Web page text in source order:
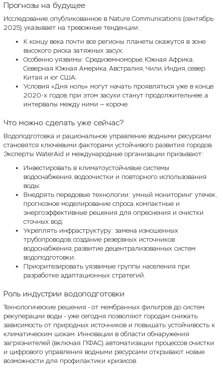
Прогнозы на будущее
Исследование, опубликованное в Nature Communications (сентябрь
2025), указывает на тревожные тенденции:
К концу века почти все регионы планеты окажутся в зоне
высокого риска затяжных засух;
Особенно уязвимы: Средиземноморье, Южная Африка,
Северная Южная Америка, Австралия, Чили, Индия, север
Китая и юг США;
Условия «Дня ноль» могут начать проявляться уже в конце
2020-х годов, при этом засухи станут продолжительнее, а
интервалы между ними — короче.
Что можно сделать уже сейчас?
Водоподготовка и рациональное управление водными ресурсами
становятся ключевыми факторами устойчивого развития городов.
Эксперты WaterAid и международные организации призывают:
Инвестировать в климатоустойчивые системы
водоснабжения, водоочистки и повторного использования
воды;
Внедрять передовые технологии: умный мониторинг утечек,
прогнозное моделирование спроса, компактные и
энергоэффективные решения для опреснения и очистки
сточных вод;
Укреплять инфраструктуру: замена изношенных
трубопроводов, создание резервных источников
водоснабжения, развитие децентрализованных систем
водоподготовки;
Приоритезировать уязвимые группы населения при
разработке адаптационных стратегий.
Роль индустрии водоподготовки
Технологические решения - от мембранных фильтров до систем
рекуперации воды - уже сегодня позволяют городам снижать
зависимость от природных источников и повышать устойчивость к
климатическим шокам. Инновации в области обнаружения
загрязнителей (включая ПФАС), автоматизации процессов очистки
и цифрового управления водными ресурсами открывают новые
возможности для профилактики кризисов.